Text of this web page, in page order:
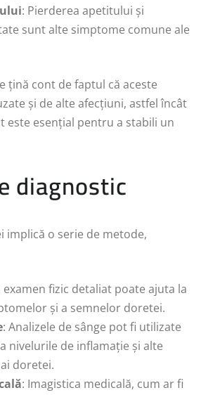
: Pierderea apetitului și
sunt alte simptome comune ale
țină cont de faptul că aceste
și de alte afecțiuni, astfel încât
este esențial pentru a stabili un
diagnostic
implică o serie de metode,
examen fizic detaliat poate ajuta la
și a semnelor doretei.
: Analizele de sânge pot fi utilizate
nivelurile de inflamație și alte
doretei.
: Imagistica medicală, cum ar fi